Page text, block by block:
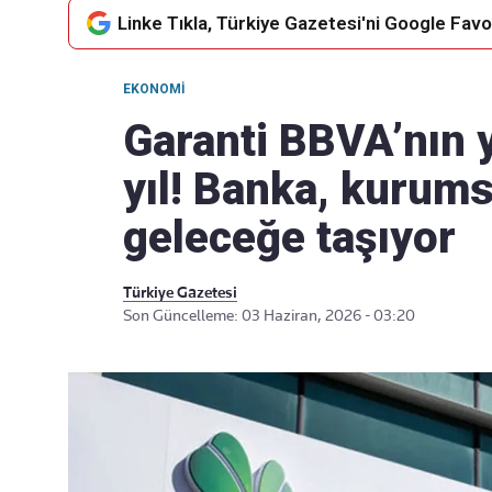
akışımıza ulaşın
Linke Tıkla, Türkiye Gazetesi'ni Google
EKONOMI
Garanti
yıl! Banka,
geleceğe taşıyor
Türkiye Gazetesi
Son Güncelleme: 03 Haziran, 2026 - 03:20